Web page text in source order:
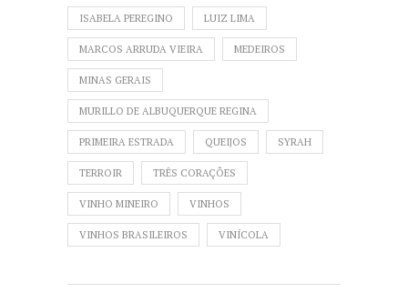
ISABELA PEREGINO LUIZ LIMA
MARCOS ARRUDA VIEIRA MEDEIROS
MINAS GERAIS
MURILLO DE ALBUQUERQUE REGINA
PRIMEIRA ESTRADA QUEIJOS SYRAH
TERROIR TRÊS CORAÇÕES
VINHO MINEIRO VINHOS
VINHOS BRASILEIROS VINÍCOLA